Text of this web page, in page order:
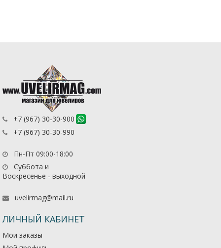
+7 (967) 30-30-900
+7 (967) 30-30-990
Пн-Пт 09:00-18:00
Суббота и
Воскресенье - выходной
uvelirmag@mail.ru
ЛИЧНЫЙ КАБИНЕТ
Мои заказы